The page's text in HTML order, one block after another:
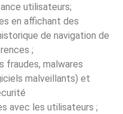
utilisateurs;
en affichant des
de navigation de
;
fraudes, malwares
malveillants) et
avec les utilisateurs ;